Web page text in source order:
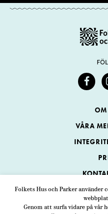
Folkets Hus och Parker använder
Genom att surfa vidare på vår
OM
VÅRA
Folkets